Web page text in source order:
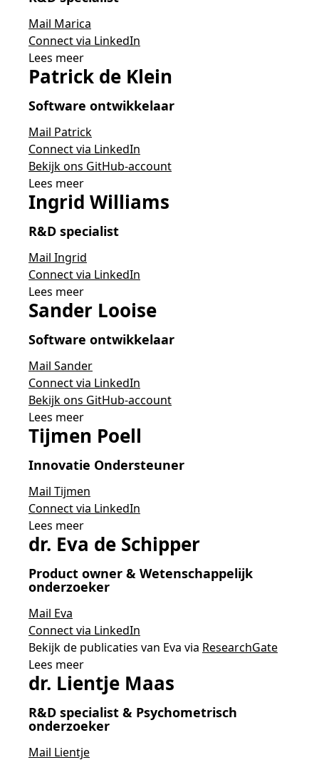
Mail Marica
Connect via LinkedIn
Lees meer
Patrick de Klein
Software ontwikkelaar
Mail Patrick
Connect via LinkedIn
Bekijk ons GitHub-account
Lees meer
Ingrid Williams
R&D specialist
Mail Ingrid
Connect via LinkedIn
Lees meer
Sander Looise
Software ontwikkelaar
Mail Sander
Connect via LinkedIn
Bekijk ons GitHub-account
Lees meer
Tijmen Poell
Innovatie Ondersteuner
Mail Tijmen
Connect via LinkedIn
Lees meer
dr. Eva de Schipper
Product owner & Wetenschappelijk
onderzoeker
Mail Eva
Connect via LinkedIn
Bekijk de publicaties van Eva via ResearchGate
Lees meer
dr. Lientje Maas
R&D specialist & Psychometrisch
onderzoeker
Mail Lientje